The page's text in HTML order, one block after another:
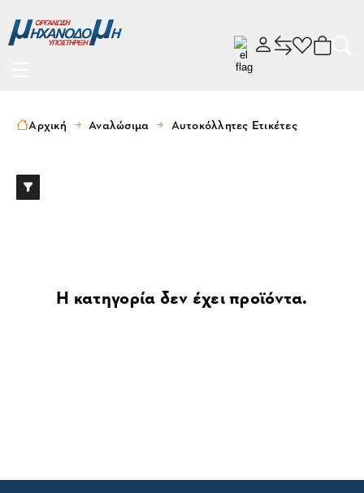
Αρχική Αναλώσιμα Αυτοκόλλητες Ετικέτες
Η κατηγορία δεν έχει προϊόντα.